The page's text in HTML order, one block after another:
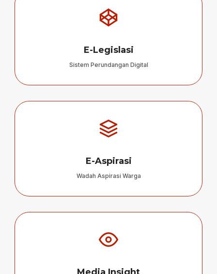
E-Legislasi
Sistem Perundangan Digital
E-Aspirasi
Wadah Aspirasi Warga